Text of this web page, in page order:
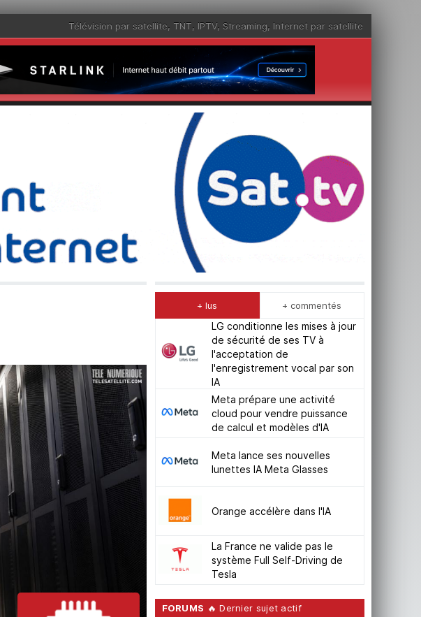
Télévision par satellite, TNT, IPTV, Streaming, Internet par satellite
+ lus + commentés
LG conditionne les mises à jour
de sécurité de ses TV à
l'acceptation de
l'enregistrement vocal par son
IA
Meta prépare une activité
cloud pour vendre puissance
de calcul et modèles d'IA
Meta lance ses nouvelles
lunettes IA Meta Glasses
Orange accélère dans l'IA
La France ne valide pas le
système Full Self-Driving de
Tesla
FORUMS 🔥 Dernier sujet actif